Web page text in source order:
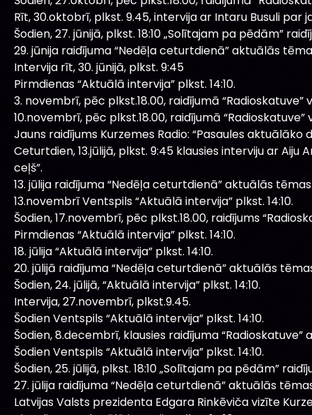
Rīt, 30.oktobrī, plkst. 9.45, intervija ar Intaru Busuli par
Šodien, 27. jūnijā, plkst. 18:10 „Solītajam pa pēdām”
29. jūnija raidījuma “Nedēļa ceturtdienā” aktuālās
Intervija rīt, 30. jūnijā, plkst. 9:45
Pirmdienas “Aktuālā intervija” plkst. 14:10.
3. novembrī, pēc plkst.18.00, raidījumā “Radioskatuve”
10.novembrī, pēc plkst.18.00, raidījumā “Radioskatuve”
Jauns raidījums Kurzemes Radio: “Pasaules aktuālāko
Ceturtdien, 13.jūlijā, plkst. 9:45 klausies interviju ar
ceļš”.
13. jūlija raidījuma “Nedēļa ceturtdienā” aktuālās
13.novembrī Ventspils “Aktuālā intervija” plkst. 14:10.
Šodien, 17.novembrī, pēc plkst.18.00, raidījums
Pirmdienas “Aktuālā intervija” plkst. 14:10.
18. jūlija “Aktuālā intervija” plkst. 14:10.
20. jūlijā raidījuma “Nedēļa ceturtdienā” aktuālās
Šodien, 24. jūlijā, “Aktuālā intervija” plkst. 14:10.
Intervija, 27.novembrī, plkst.9.45.
Šodien Ventspils “Aktuālā intervija” plkst. 14:10.
Šodien, 8.decembrī, klausies raidījuma “Radioskatuve”
Šodien Ventspils “Aktuālā intervija” plkst. 14:10.
Šodien, 25. jūlijā, plkst. 18:10 „Solītajam pa pēdām”
27. jūlija raidījuma “Nedēļa ceturtdienā” aktuālās
Latvijas Valsts prezidenta Edgara Rinkēviča vizīte